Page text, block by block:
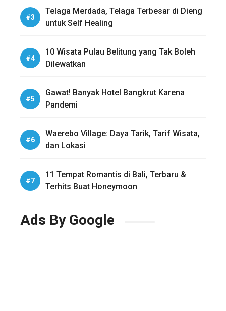
Telaga Merdada, Telaga Terbesar di Dieng
untuk Self Healing
10 Wisata Pulau Belitung yang Tak Boleh
Dilewatkan
Gawat! Banyak Hotel Bangkrut Karena
Pandemi
Waerebo Village: Daya Tarik, Tarif Wisata,
dan Lokasi
11 Tempat Romantis di Bali, Terbaru &
Terhits Buat Honeymoon
Ads By Google